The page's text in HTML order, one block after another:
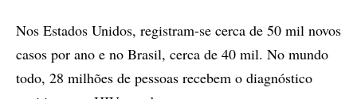
Nos Estados Unidos, registram-se cerca de 50 mil novos
casos por ano e no Brasil, cerca de 40 mil. No mundo
todo, 28 milhões de pessoas recebem o diagnóstico